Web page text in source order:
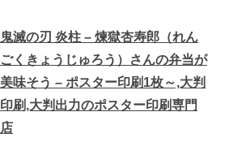
鬼滅の刃 炎柱 – 煉獄杏寿郎（れん
ごくきょうじゅろう）さんの弁当が
美味そう – ポスター印刷1枚～,大判
印刷,大判出力のポスター印刷専門
店